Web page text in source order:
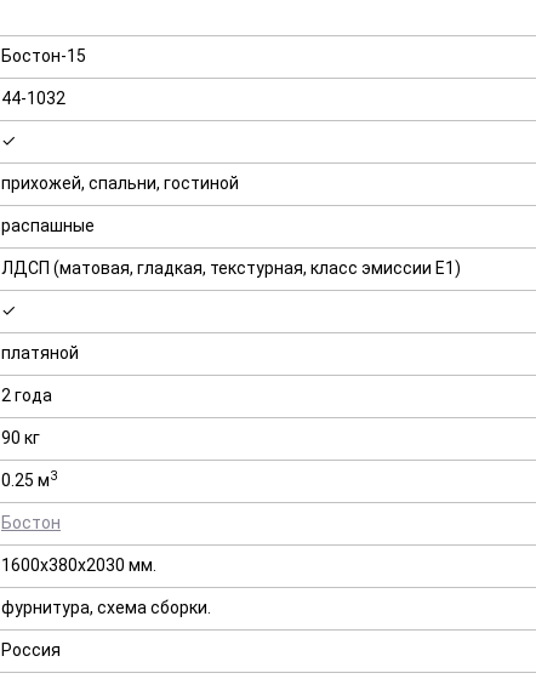
Бостон-15
44-1032
✓
прихожей, спальни, гостиной
распашные
ЛДСП (матовая, гладкая, текстурная, класс эмиссии E1)
✓
платяной
2 года
90 кг
0.25 м3
Бостон
1600х380х2030 мм.
фурнитура, схема сборки.
Россия